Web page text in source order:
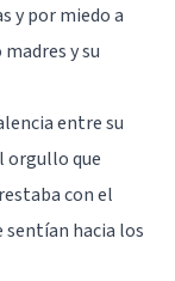
y por miedo a
y su
entre su
orgullo que
con el
sentían hacia los